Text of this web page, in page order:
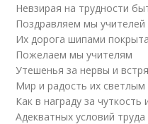
Невзирая на трудности
Поздравляем мы
Их дорога шипами
Пожелаем мы учителям
Утешенья за нервы и
Мир и радость их
Как в награду за чуткость
Адекватных условий труда